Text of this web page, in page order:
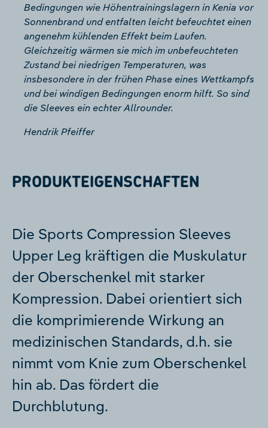
Bedingungen wie Höhentrainingslagern in Kenia vor
Sonnenbrand und entfalten leicht befeuchtet einen
angenehm kühlenden Effekt beim Laufen.
Gleichzeitig wärmen sie mich im unbefeuchteten
Zustand bei niedrigen Temperaturen, was
insbesondere in der frühen Phase eines Wettkampfs
und bei windigen Bedingungen enorm hilft. So sind
die Sleeves ein echter Allrounder.
Hendrik Pfeiffer
PRODUKTEIGENSCHAFTEN
Die Sports Compression Sleeves
Upper Leg kräftigen die Muskulatur
der Oberschenkel mit starker
Kompression. Dabei orientiert sich
die komprimierende Wirkung an
medizinischen Standards, d.h. sie
nimmt vom Knie zum Oberschenkel
hin ab. Das fördert die
Durchblutung.